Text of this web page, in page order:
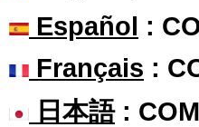
Español :
Français :
日本語: